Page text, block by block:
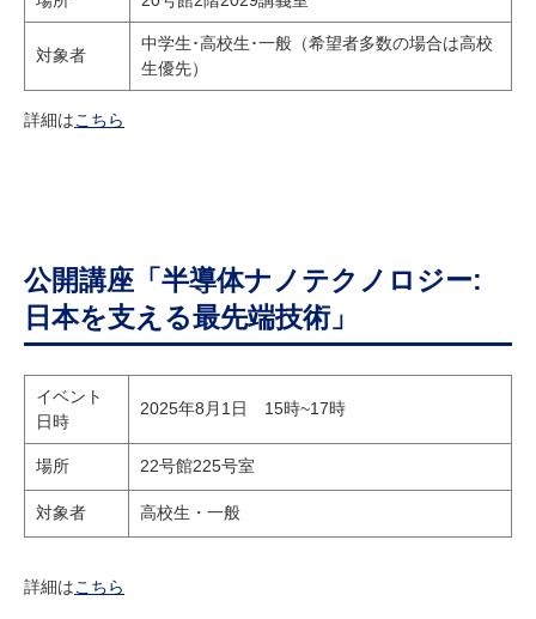
在学生
卒業生
企業・研究者
対象者
中学生･高校生･一般（希望者多数の場合は高校
生優先）
詳細はこちら
公開講座「半導体ナノテクノロジー:
日本を支える最先端技術」
イベント
日時
2025年8月1日 15時~17時
場所 22号館225号室
対象者 高校生・一般
詳細はこちら